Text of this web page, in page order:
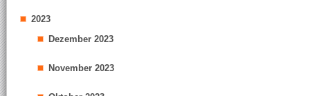
2023
Dezember 2023
November 2023